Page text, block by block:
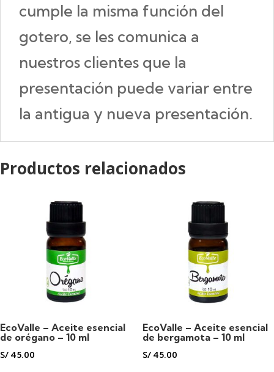
cumple la misma función del
gotero, se les comunica a
nuestros clientes que la
presentación puede variar entre
la antigua y nueva presentación.
Productos relacionados
EcoValle – Aceite esencial
de orégano – 10 ml
S/ 45.00
EcoValle – Aceite esencial
de bergamota – 10 ml
S/45.00